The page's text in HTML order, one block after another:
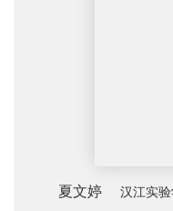
夏文婷 汉江实